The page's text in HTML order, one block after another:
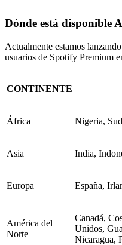
Dónde está disponible
Actualmente estamos
usuarios de Spotify Premium
CONTINENTE
África Nigeria,
Asia India,
Europa España,
América del
Norte
Canadá,
Unidos,
Nicaragua,